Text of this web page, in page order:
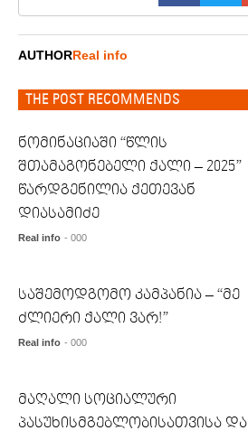
AUTHOR Real info
THE POST RECOMMENDS
ნომინაციაში “წლის
შთამაგონებელი ქალი – 2025”
წარდგენილია ქეთევან
დიასამიძე
Real info - 000
საშემოდგომო კამპანია – “მე
ძლიერი ქალი ვარ!”
Real info - 000
მაღალი სოციალური
პასუხისმგებლობისათვისა და